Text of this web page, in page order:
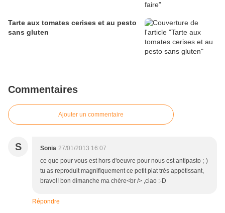
Tarte aux tomates cerises et au pesto
sans gluten
Commentaires
Ajouter un commentaire
S Sonia 27/01/2013 16:07
ce que pour vous est hors d'oeuvre pour nous est antipasto ;-)
tu as reproduit magnifiquement ce petit plat très appétissant,
bravo!! bon dimanche ma chère<br /> ,ciao :-D
Répondre